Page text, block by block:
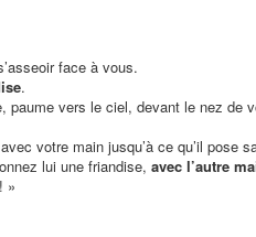
face à vous.
.
paume vers le ciel, devant le nez de
votre main jusqu’à ce qu’il pose
lui une friandise, avec l’autre
»